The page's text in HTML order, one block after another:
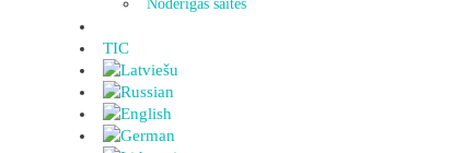
Noderīgas saites
TIC